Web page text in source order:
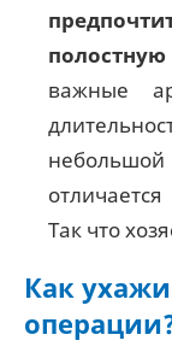
важные
Так что
Как